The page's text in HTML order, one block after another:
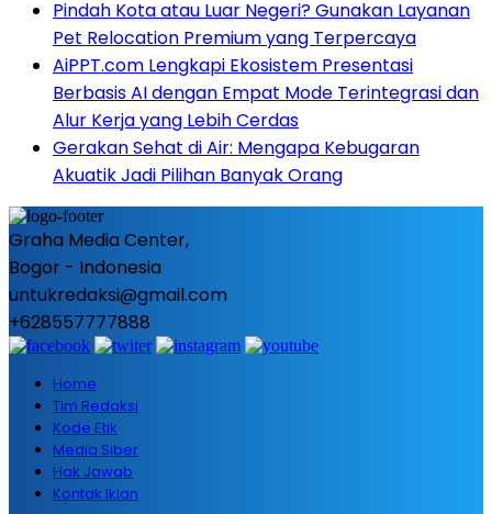
Pindah Kota atau Luar Negeri? Gunakan Layanan
Pet Relocation Premium yang Terpercaya
AiPPT.com Lengkapi Ekosistem Presentasi
Berbasis AI dengan Empat Mode Terintegrasi dan
Alur Kerja yang Lebih Cerdas
Gerakan Sehat di Air: Mengapa Kebugaran
Akuatik Jadi Pilihan Banyak Orang
Graha Media Center,
Bogor - Indonesia
untukredaksi@gmail.com
+628557777888
Home
Tim Redaksi
Kode Etik
Media Siber
Hak Jawab
Kontak Iklan